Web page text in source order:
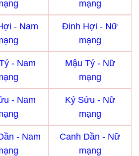
mạng
- Nam
Đinh Hợi - Nữ
mạng
- Nam
Mậu Tý - Nữ
mạng
- Nam
Kỷ Sửu - Nữ
mạng
- Nam
Canh Dần - Nữ
mạng